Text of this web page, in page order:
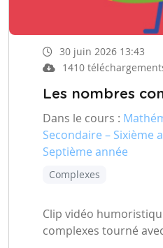
30 juin 2026 13:43
1410
Les nombres
Dans le cours :
Secondaire – Sixième
Septième année
Complexes
Clip vidéo
complexes tourné